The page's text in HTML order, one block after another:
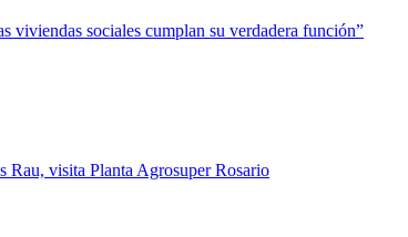
viviendas sociales cumplan su verdadera función”
Rau, visita Planta Agrosuper Rosario